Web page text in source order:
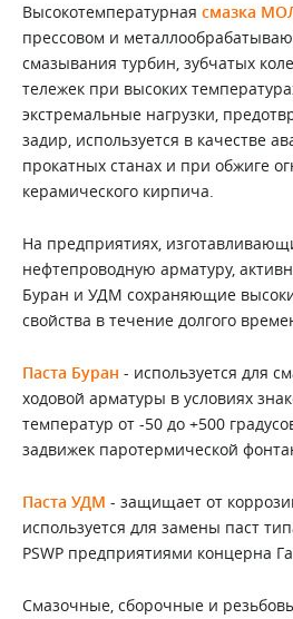
Высокотемпературная смазка
прессовом и
смазывания турбин, зубчатых
тележек при высоких
экстремальные нагрузки,
задир, используется в качестве
прокатных станах и при обжиге
керамического кирпича.
На предприятиях,
нефтепроводную арматуру,
Буран и УДМ сохраняющие
свойства в течение долгого
Паста Буран - используется для
ходовой арматуры в условиях
температур от -50 до +500
задвижек паротермической
Паста УДМ - защищает от
используется для замены паст
PSWP предприятиями концерна
Смазочные, сборочные и